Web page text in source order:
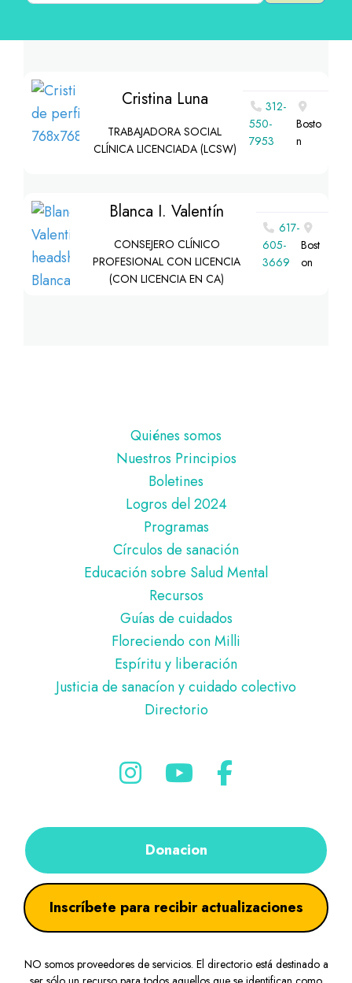
Cristina Luna
TRABAJADORA SOCIAL
CLÍNICA LICENCIADA (LCSW)
312-
550-
7953
Bosto
n
Blanca I. Valentín
CONSEJERO CLÍNICO
PROFESIONAL CON LICENCIA
(CON LICENCIA EN CA)
617-
605-
3669
Bost
on
Quiénes somos
Nuestros Principios
Boletines
Logros del 2024
Programas
Círculos de sanación
Educación sobre Salud Mental
Recursos
Guías de cuidados
Floreciendo con Milli
Espíritu y liberación
Justicia de sanacíon y cuidado colectivo
Directorio
Donacion
Inscríbete para recibir actualizaciones
NO somos proveedores de servicios. El directorio está destinado a